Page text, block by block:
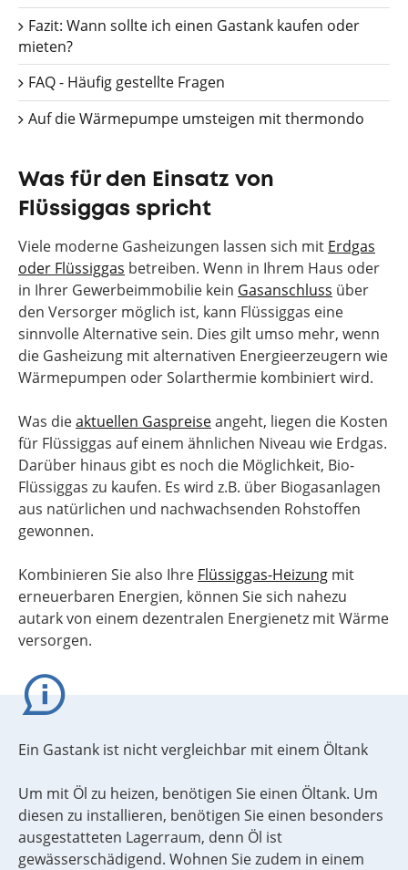
Fazit: Wann sollte ich einen Gastank kaufen oder
mieten?
FAQ - Häufig gestellte Fragen
Auf die Wärmepumpe umsteigen mit thermondo
Was für den Einsatz von
Flüssiggas spricht
Viele moderne Gasheizungen lassen sich mit Erdgas
oder Flüssiggas betreiben. Wenn in Ihrem Haus oder
in Ihrer Gewerbeimmobilie kein Gasanschluss über
den Versorger möglich ist, kann Flüssiggas eine
sinnvolle Alternative sein. Dies gilt umso mehr, wenn
die Gasheizung mit alternativen Energieerzeugern wie
Wärmepumpen oder Solarthermie kombiniert wird.
Was dieaktuellen Gaspreiseangeht, liegen die Kosten
für Flüssiggas auf einem ähnlichen Niveau wie Erdgas.
Darüber hinaus gibt es noch die Möglichkeit, Bio-
Flüssiggas zu kaufen. Es wird z.B. über Biogasanlagen
aus natürlichen und nachwachsenden Rohstoffen
gewonnen.
Kombinieren Sie also Ihre Flüssiggas-Heizung mit
erneuerbaren Energien, können Sie sich nahezu
autark von einem dezentralen Energienetz mit Wärme
versorgen.
Ein Gastank ist nicht vergleichbar mit einem Öltank
Um mit Öl zu heizen, benötigen Sie einen Öltank. Um
diesen zu installieren, benötigen Sie einen besonders
ausgestatteten Lagerraum, denn Öl ist
gewässerschädigend. Wohnen Sie zudem in einem